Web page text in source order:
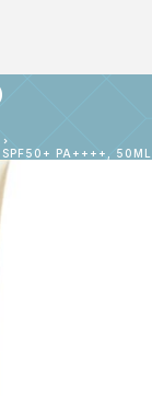
PA++++, 50ML